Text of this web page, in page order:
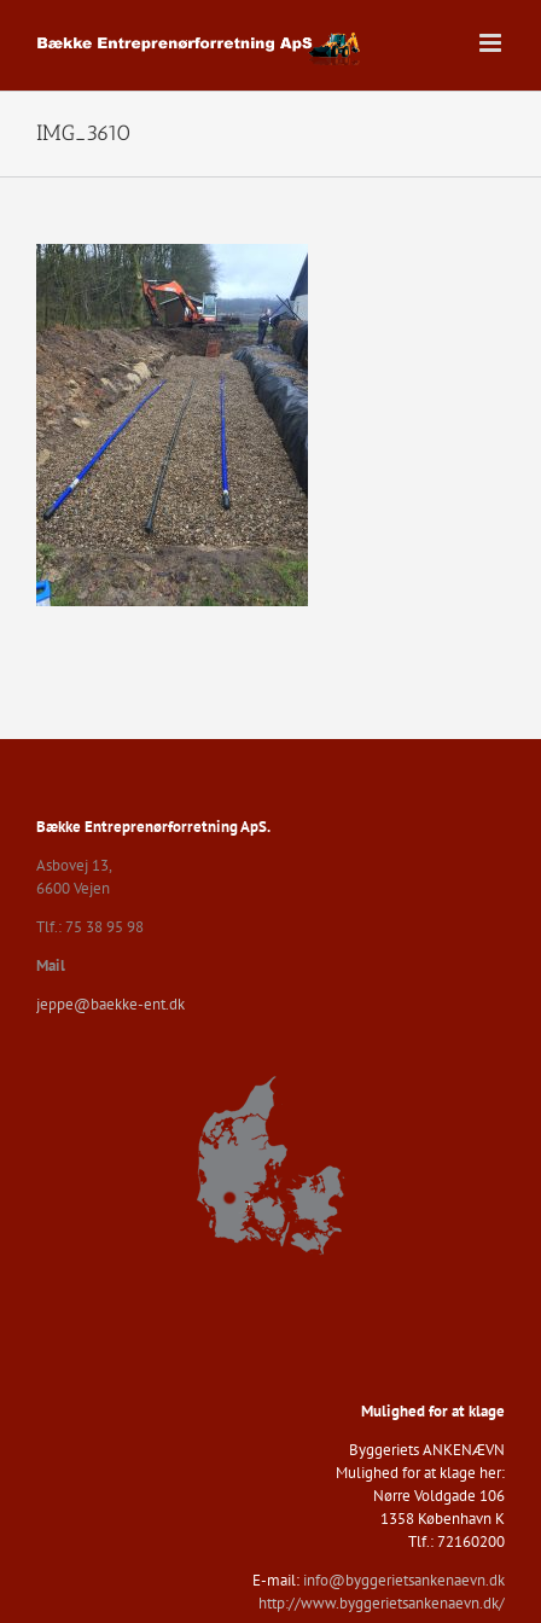
IMG_3610
Bække Entreprenørforretning ApS.
Asbovej 13,
6600 Vejen
Tlf.: 75 38 95 98
Mail
jeppe@baekke-ent.dk
Mulighed for at klage
Byggeriets ANKENÆVN​
Mulighed for at klage her:
Nørre Voldgade 106
1358 København K
​Tlf.: 72160200
E-mail: info@byggerietsankenaevn.dk
http://www.byggerietsankenaevn.dk/